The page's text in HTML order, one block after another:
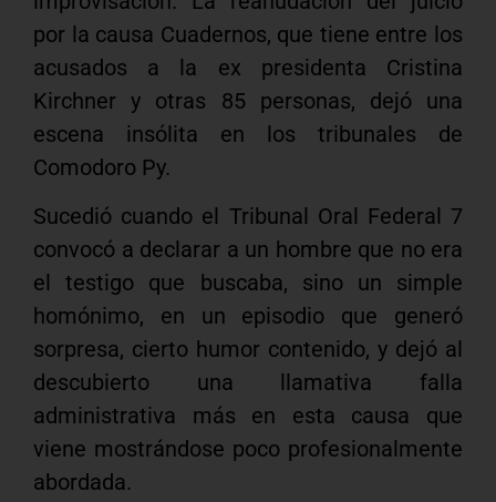
por la causa Cuadernos, que tiene entre los
acusados a la ex presidenta Cristina
Kirchner y otras 85 personas, dejó una
escena insólita en los tribunales de
Comodoro Py.
Sucedió cuando el Tribunal Oral Federal 7
convocó a declarar a un hombre que no era
el testigo que buscaba, sino un simple
homónimo, en un episodio que generó
sorpresa, cierto humor contenido, y dejó al
descubierto una llamativa falla
administrativa más en esta causa que
viene mostrándose poco profesionalmente
abordada.